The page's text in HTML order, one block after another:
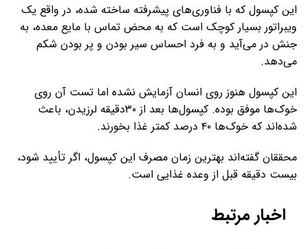
این کپسول که با فناوری‌های پیشرفته ساخته شده، در واقع یک
ویبراتور بسیار کوچک است که به محض تماس با مایع معده، به
جنش در می‌آید و به فرد احساس سیر بودن و پر بودن شکم
می‌دهد.
این کپسول هنوز روی انسان آزمایش نشده اما تست آن روی
خوک‌ها موفق بوده. کپسول‌ها بعد از ۳۰دقیقه لرزیدن، باعث
شده‌اند که خوک‌ها ۴۰ درصد کمتر غذا بخورند.
محققان گفته‌اند بهترین زمان مصرف این کپسول، اگر تأیید شود،
بیست دقیقه قبل از وعده غذایی است.
اخبار مرتبط